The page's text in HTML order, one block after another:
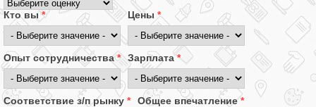
Кто вы* Цены *
Опыт сотрудничества* Зарплата*
Соответствие з/п рынку * Общее впечатление*